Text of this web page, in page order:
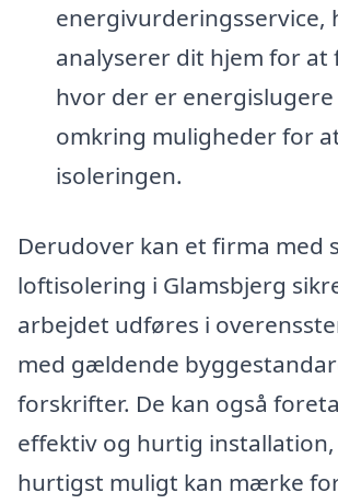
energivurderingsservice,
analyserer dit hjem for at
hvor der er
omkring muligheder for
isoleringen.
Derudover kan et firma med
loftisolering i Glamsbjerg
arbejdet udføres i
med gældende
forskrifter. De kan også
effektiv og hurtig installation,
hurtigst muligt kan mærke